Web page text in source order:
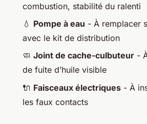
combustion, stabilité du ralenti
💧 Pompe à eau - À remplacer
avec le kit de distribution
🧼 Joint de cache-culbuteur -
de fuite d’huile visible
🔌 Faisceaux électriques - À
les faux contacts